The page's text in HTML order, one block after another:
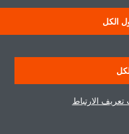
الكل
تعريف الارتباط